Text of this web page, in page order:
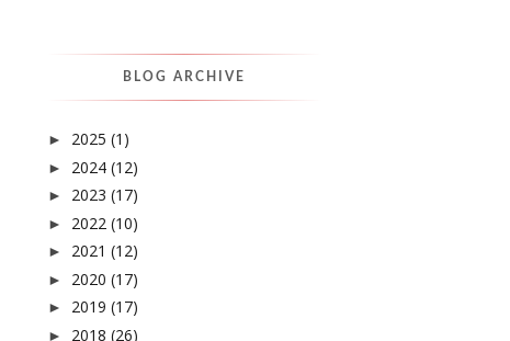
BLOG ARCHIVE
► 2025 (1)
► 2024 (12)
► 2023 (17)
► 2022 (10)
► 2021 (12)
► 2020 (17)
► 2019 (17)
► 2018 (26)